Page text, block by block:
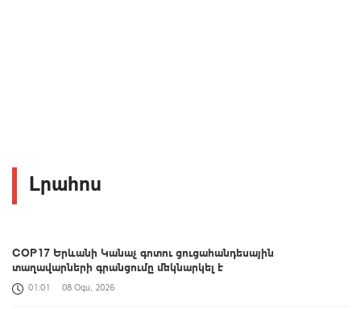
Լրահոս
COP17 Երևանի Կանաչ գոտու ցուցահանդեսային
տաղավարների գրանցումը մեկնարկել է
01:01 08 Օգս, 2026